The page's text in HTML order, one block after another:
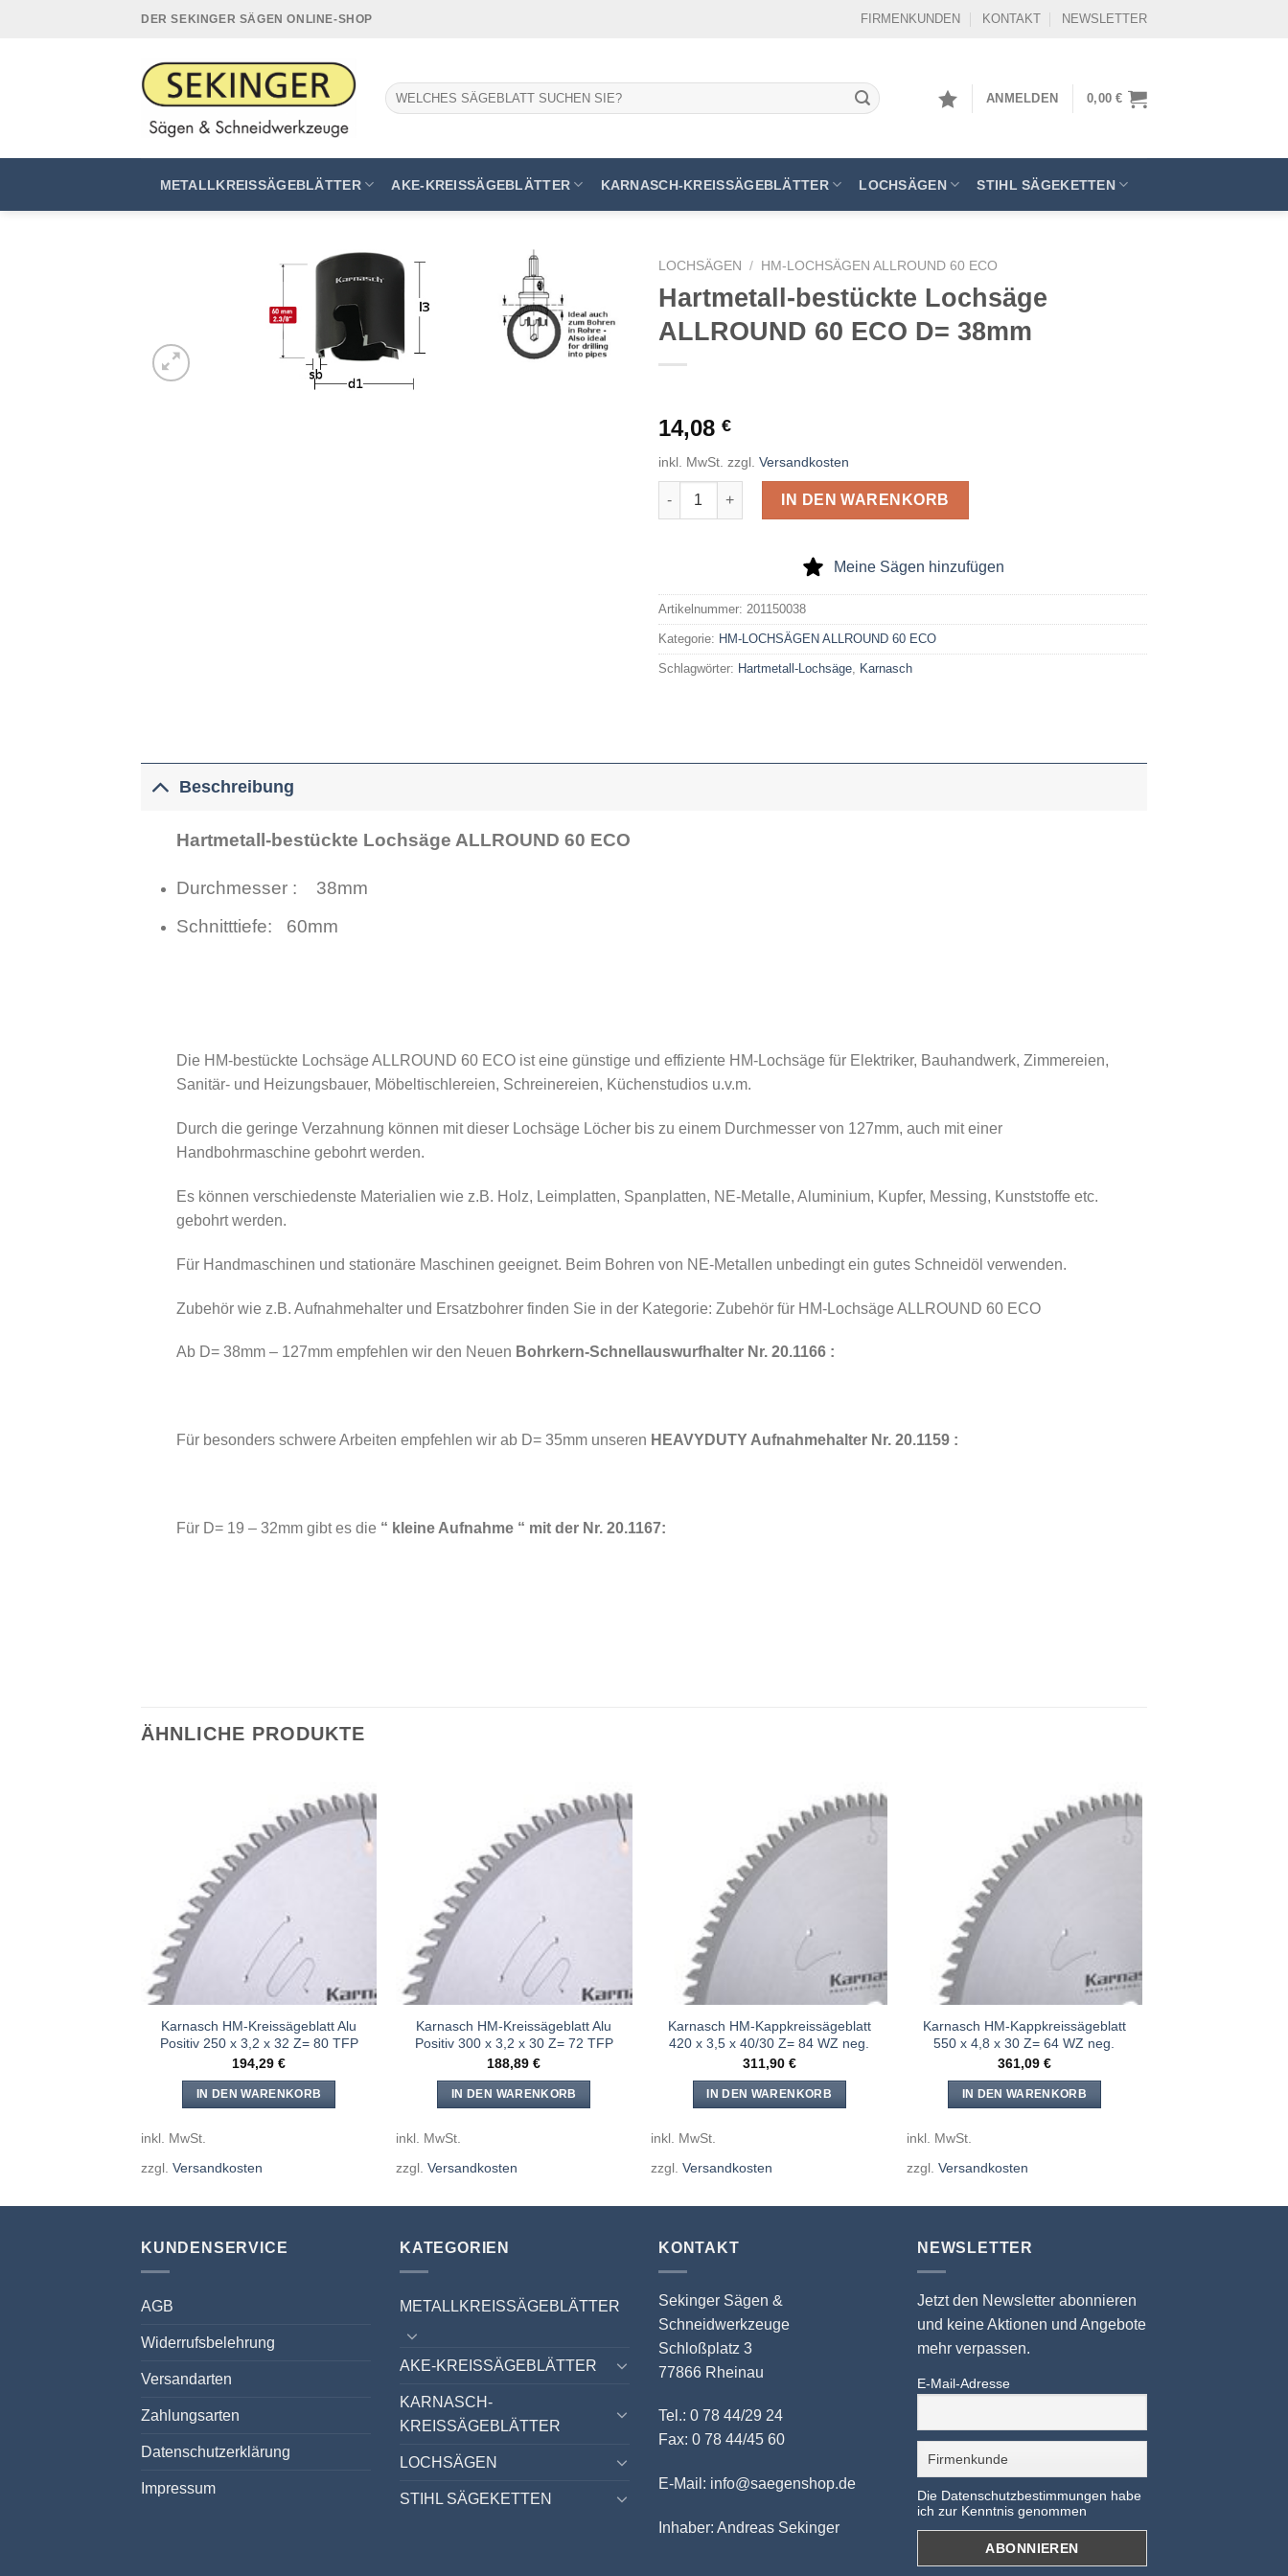
DER SEKINGER SÄGEN ONLINE-SHOP FIRMENKUNDEN KONTAKT NEWSLETTER
Suchen
nach:
ANMELDEN 0,00€
METALLKREISSÄGEBLÄTTER AKE-KREISSÄGEBLÄTTER KARNASCH-KREISSÄGEBLÄTTER LOCHSÄGEN STIHL SÄGEKETTEN
Meine
LOCHSÄGEN / HM-LOCHSÄGEN ALLROUND 60 ECO
Hartmetall-bestückte Lochsäge
ALLROUND 60 ECO D= 38mm
14,08 €
inkl. MwSt. zzgl. Versandkosten
Hartmetall-bestückte Lochsäge ALLROUND 60 ECO D= 38mm Menge
IN DEN WARENKORB
Meine Sägen hinzufügen
Artikelnummer: 201150038
Kategorie: HM-LOCHSÄGEN ALLROUND 60 ECO
Schlagwörter: Hartmetall-Lochsäge Karnasch
Beschreibung
Hartmetall-bestückte Lochsäge ALLROUND 60 ECO
Durchmesser : 38mm
Schnitttiefe: 60mm
Die HM-bestückte Lochsäge ALLROUND 60 ECO ist eine günstige und effiziente HM-Lochsäge für Elektriker, Bauhandwerk, Zimmereien,
Sanitär- und Heizungsbauer, Möbeltischlereien, Schreinereien, Küchenstudios u.v.m.
Durch die geringe Verzahnung können mit dieser Lochsäge Löcher bis zu einem Durchmesser von 127mm, auch mit einer
Handbohrmaschine gebohrt werden.
Es können verschiedenste Materialien wie z.B. Holz, Leimplatten, Spanplatten, NE-Metalle, Aluminium, Kupfer, Messing, Kunststoffe etc.
gebohrt werden.
Für Handmaschinen und stationäre Maschinen geeignet. Beim Bohren von NE-Metallen unbedingt ein gutes Schneidöl verwenden.
Zubehör wie z.B. Aufnahmehalter und Ersatzbohrer finden Sie in der Kategorie: Zubehör für HM-Lochsäge ALLROUND 60 ECO
Ab D= 38mm – 127mm empfehlen wir den Neuen Bohrkern-Schnellauswurfhalter Nr. 20.1166 :
Für besonders schwere Arbeiten empfehlen wir ab D= 35mm unseren HEAVYDUTY Aufnahmehalter Nr. 20.1159 :
Für D= 19 – 32mm gibt es die “ kleine Aufnahme “ mit der Nr. 20.1167:
ÄHNLICHE PRODUKTE
Karnasch HM-Kreissägeblatt Alu
Positiv 250 x 3,2 x 32 Z= 80 TFP
194,29€
IN DEN WARENKORB
inkl. MwSt.
zzgl. Versandkosten
Karnasch HM-Kreissägeblatt Alu
Positiv 300 x 3,2 x 30 Z= 72 TFP
188,89€
IN DEN WARENKORB
inkl. MwSt.
zzgl.Versandkosten
Karnasch HM-Kappkreissägeblatt
420 x 3,5 x 40/30 Z= 84 WZ neg.
311,90 €
IN DEN WARENKORB
inkl. MwSt.
zzgl.Versandkosten
Karnasch HM-Kappkreissägeblatt
550 x 4,8 x 30 Z= 64 WZ neg.
361,09 €
IN DEN WARENKORB
inkl. MwSt.
zzgl. Versandkosten
KUNDENSERVICE
AGB
Widerrufsbelehrung
Versandarten
Zahlungsarten
Datenschutzerklärung
Impressum
KATEGORIEN
METALLKREISSÄGEBLÄTTER
AKE-KREISSÄGEBLÄTTER
KARNASCH-
KREISSÄGEBLÄTTER
LOCHSÄGEN
STIHL SÄGEKETTEN
KONTAKT
Sekinger Sägen &
Schneidwerkzeuge
Schloßplatz 3
77866 Rheinau
Tel.: 0 78 44/29 24
Fax: 0 78 44/45 60
E-Mail: info@saegenshop.de
Inhaber: Andreas Sekinger
NEWSLETTER
Jetzt den Newsletter abonnieren
und keine Aktionen und Angebote
mehr verpassen.
E-Mail-Adresse
Die Datenschutzbestimmungen habe
ich zur Kenntnis genommen